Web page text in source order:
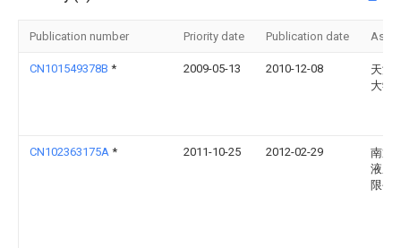
Publication number Priority date Publication date
CN101549378B * 2009-05-13 2010-12-08
天津
大学
CN102363175A * 2011-10-25 2012-02-29
南通
液压
限公